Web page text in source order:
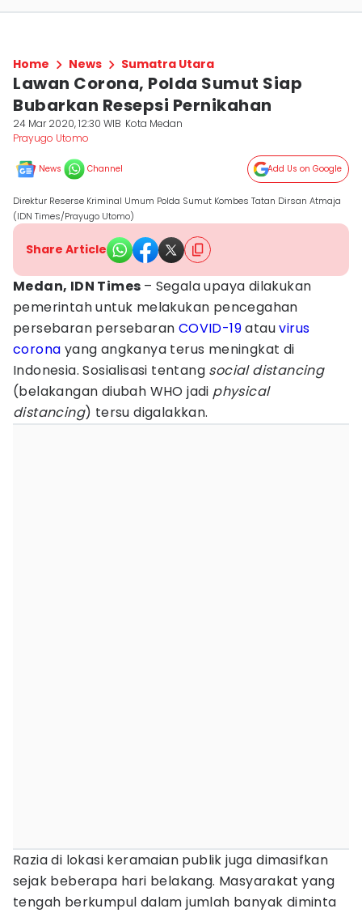
Home News Sumatra Utara
Lawan Corona, Polda Sumut Siap
Bubarkan Resepsi Pernikahan
24 Mar 2020, 12:30 WIB Kota Medan
Prayugo Utomo
News Channel Add Us on Google
Direktur Reserse Kriminal Umum Polda Sumut Kombes Tatan Dirsan Atmaja
(IDN Times/Prayugo Utomo)
Share Article
Medan, IDN Times – Segala upaya dilakukan
pemerintah untuk melakukan pencegahan
persebaran persebaran COVID-19atauvirus
corona yang angkanya terus meningkat di
Indonesia. Sosialisasi tentang social distancing
(belakangan diubah WHO jadi physical
distancing) tersu digalakkan.
Razia di lokasi keramaian publik juga dimasifkan
sejak beberapa hari belakang. Masyarakat yang
tengah berkumpul dalam jumlah banyak diminta